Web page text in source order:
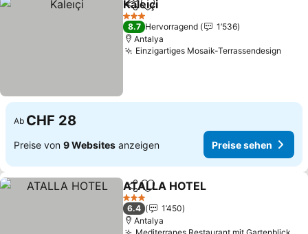
TeilenZu Favoriten hinzufügen
Kaleıçi
3 Sterne
8.7 Hervorragend
1’536
Antalya
Einzigartiges Mosaik-Terrassendesign
Ab CHF 28
Preise von 9 Websites anzeigen Preise sehen
TeilenZu Favoriten hinzufügen
ATALLA HOTEL
3 Sterne
6.4
1’450
Antalya